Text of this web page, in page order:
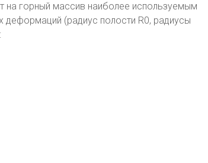
на горный массив наиболее используемым
деформаций (радиус полости R0, радиусы